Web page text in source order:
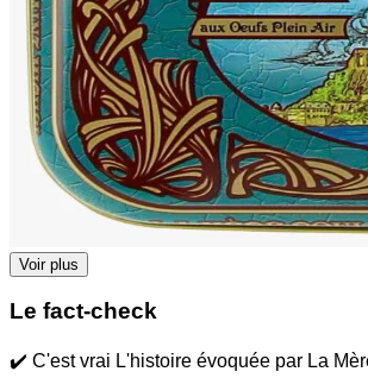
Voir plus
Le fact-check
✔️ C'est vrai L'histoire évoquée par La